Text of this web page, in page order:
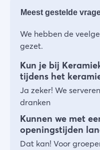
Meest gestelde
We hebben de
gezet.
Kun je bij
tijdens het
Ja zeker! We
dranken
Kunnen we met
openingstijden
Dat kan! Voor